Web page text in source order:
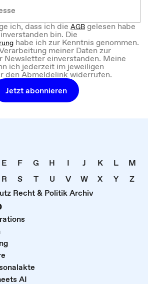
ich, dass ich dieAGBgelesen habe
bin. Die
habe ich zur Kenntnis genommen.
meiner Daten zur
Newsletter einverstanden. Meine
ich jederzeit im jeweiligen
den Abmeldelink widerrufen.
Jetzt abonnieren
E F G H I J K L
M
R S T U V W X Y
Z
Recht & Politik Archiv
AI